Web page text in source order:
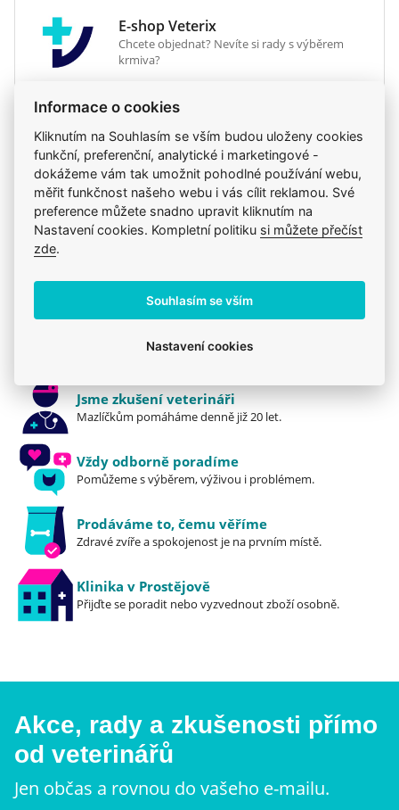
vytvořená na míru tomuto plemenu. Čumák
těchto psů míří vzhůru a horní čelist mají kratší
než čelist spodní. Tvar a velikost této granule byly
uchopovala. Její textura navíc nutí ke žvýkání, a tak
váš buldok nebude hltat.
E-shop Veterix
Chcete objednat? Nevíte si rady s výběrem
krmiva?
777 319 517 (Po–Pá, 8–15h)
eshop@veterix.cz
Produkt také v těchto kategoriích7
Royal Canin - Běžné krmivo
Mého psa trápí
Pro dospělé
Royal Canin
Royal Canin
Jsme zkušení veterináři
Mazlíčkům pomáháme denně již 20 let.
Vždy odborně poradíme
Pomůžeme s výběrem, výživou i problémem.
Prodáváme to, čemu věříme
Zdravé zvíře a spokojenost je na prvním místě.
Klinika v Prostějově
Přijďte se poradit nebo vyzvednout zboží osobně.
Akce, rady a zkušenosti přímo
od veterinářů
Jen občas a rovnou do vašeho e-mailu.
Informace o cookies
Kliknutím na Souhlasím se vším budou uloženy cookies
funkční, preferenční, analytické i marketingové -
dokážeme vám tak umožnit pohodlné používání webu,
měřit funkčnost našeho webu i vás cílit reklamou. Své
preference můžete snadno upravit kliknutím na
Nastavení cookies. Kompletní politiku si můžete přečíst
zde.
Souhlasím se vším
Nastavení cookies